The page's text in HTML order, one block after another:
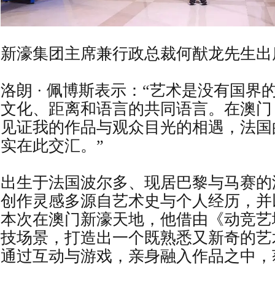
新濠集团主席兼行政总裁何猷龙先生
洛朗 · 佩博斯表示：“艺术是没有国界
文化、距离和语言的共同语言。在澳
见证我的作品与观众目光的相遇，法
实在此交汇。”
出生于法国波尔多、现居巴黎与马赛
创作灵感多源自艺术史与个人经历，
本次在澳门新濠天地，他借由《动竞
技场景，打造出一个既熟悉又新奇的
通过互动与游戏，亲身融入作品之中